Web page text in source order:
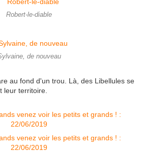
Robert-le-diable
de nouveau
au fond d'un trou. Là, des Libellules se
leur territoire.